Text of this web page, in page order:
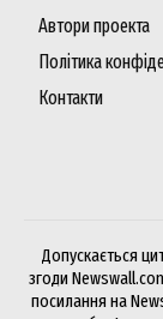
Автори проекта
Політика
Контакти
Допускається
згоди
посилання на